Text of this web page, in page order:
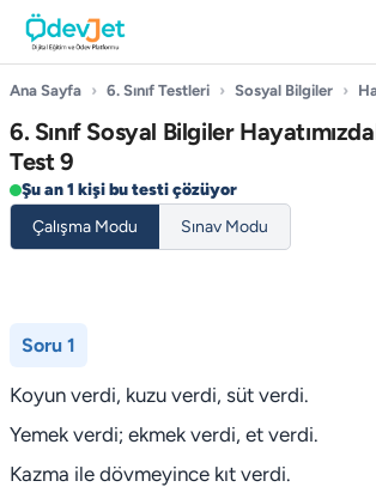
Ana Sayfa › 6. Sınıf Testleri › Sosyal Bilgiler ›
6. Sınıf Sosyal Bilgiler
Test 9
Şu an 1 kişi bu testi çözüyor
Çalışma Modu
Sınav Modu
Soru 1
Koyun verdi, kuzu verdi, süt verdi.
Yemek verdi; ekmek verdi, et verdi.
Kazma ile dövmeyince kıt verdi.